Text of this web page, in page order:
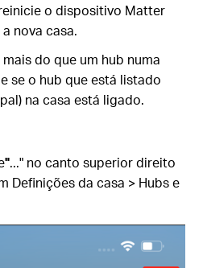
o dispositivo Matter
nova casa.
do que um hub numa
se o hub que está listado
na casa está ligado.
"..." no canto superior direito
Definições da casa > Hubs e